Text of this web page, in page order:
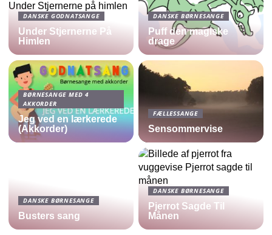
DANSKE GODNATSANGE
Under Stjernerne På
Himlen
DANSKE BØRNESANGE
Puff den magiske
drage
BØRNESANGE MED 4
AKKORDER
Jeg ved en lærkerede
(Akkorder)
FÆLLESSANGE
Sensommervise
DANSKE BØRNESANGE
Busters sang
DANSKE BØRNESANGE
Pjerrot Sagde Til
Månen